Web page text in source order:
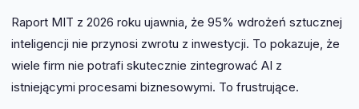
Raport MIT z 2026 roku ujawnia, że 95% wdrożeń sztucznej
inteligencji nie przynosi zwrotu z inwestycji. To pokazuje, że
wiele firm nie potrafi skutecznie zintegrować AI z
istniejącymi procesami biznesowymi. To frustrujące.